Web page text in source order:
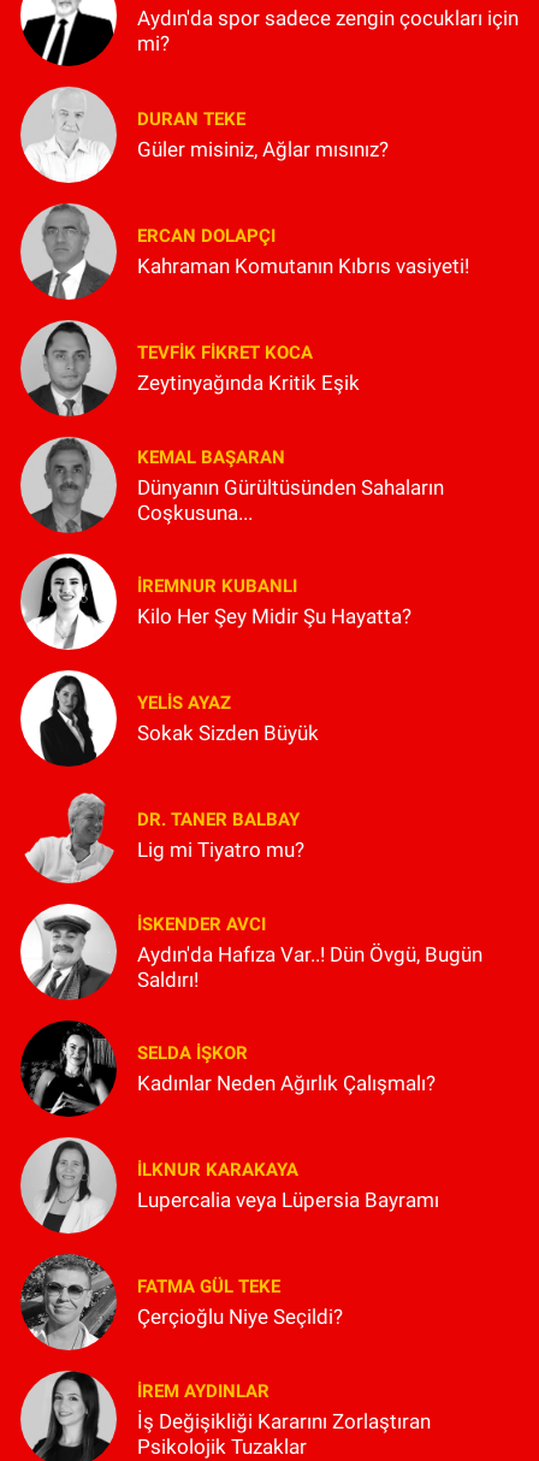
Aydın'da spor sadece zengin çocukları için
mi?
DURAN TEKE
Güler misiniz, Ağlar mısınız?
ERCAN DOLAPÇI
Kahraman Komutanın Kıbrıs vasiyeti!
TEVFIK FIKRET KOCA
Zeytinyağında Kritik Eşik
KEMAL BAŞARAN
Dünyanın Gürültüsünden Sahaların
Coşkusuna...
İREMNUR KUBANLI
Kilo Her Şey Midir Şu Hayatta?
YELIS AYAZ
Sokak Sizden Büyük
DR. TANER BALBAY
Lig mi Tiyatro mu?
İSKENDER AVCI
Aydın'da Hafıza Var..! Dün Övgü, Bugün
Saldırı!
SELDA İŞKOR
Kadınlar Neden Ağırlık Çalışmalı?
İLKNUR KARAKAYA
Lupercalia veya Lüpersia Bayramı
FATMA GÜL TEKE
Çerçioğlu Niye Seçildi?
İREM AYDINLAR
İş Değişikliği Kararını Zorlaştıran
Psikolojik Tuzaklar